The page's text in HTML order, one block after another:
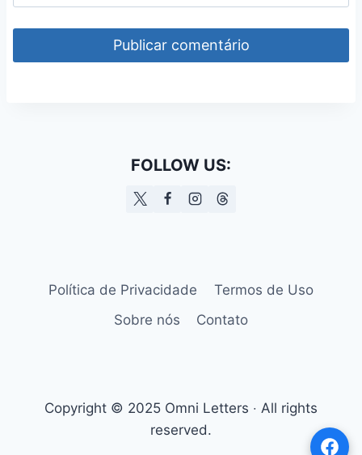
FOLLOW US:
Política de Privacidade
Termos de Uso
Sobre nós
Contato
Copyright © 2025 Omni Letters ‧ All rights
reserved.